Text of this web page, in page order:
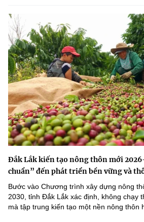
Đắk Lắk kiến tạo nông thôn mới
chuẩn” đến phát triển bền vững và
Bước vào Chương trình xây dựng nông
2030, tỉnh Đắk Lắk xác định, không chạy
mà tập trung kiến tạo một nền nông thôn